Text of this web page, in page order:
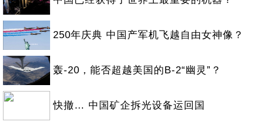
250年庆典 中国产军机飞越自由女神像？
轰-20，能否超越美国的B-2“幽灵”？
快撤… 中国矿企拆光设备运回国